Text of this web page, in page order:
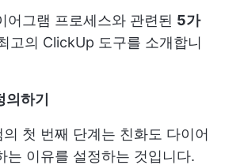
어그램 프로세스와 관련된 5가
고의 ClickUp 도구를 소개합니
하기
첫 번째 단계는 친화도 다이어
는 이유를 설정하는 것입니다.